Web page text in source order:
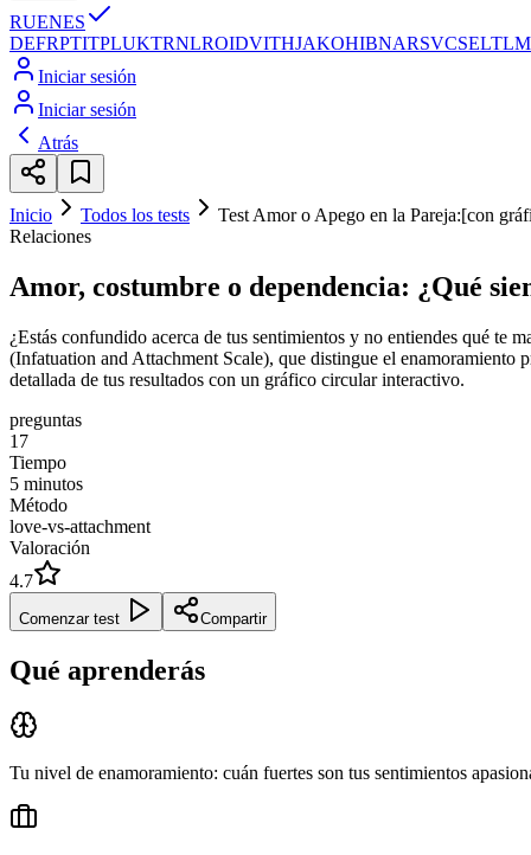
RUENES
DEFRPTITPLUKTRNLROIDVITHJAKOHIBNARSVCSELTL
Iniciar sesión
Iniciar sesión
Atrás
Inicio Todos los tests
Test Amor o Apego en la Pareja:[con
Relaciones
Amor, costumbre o dependencia: ¿Qué
¿Estás confundido acerca de tus sentimientos y no entiendes qué te
(Infatuation and Attachment Scale), que distingue el enamoramiento
detallada de tus resultados con un gráfico circular interactivo.
preguntas
17
Tiempo
5 minutos
Método
love-vs-attachment
Valoración
4.7
Comenzar test Compartir
Qué aprenderás
Tu nivel de enamoramiento: cuán fuertes son tus sentimientos